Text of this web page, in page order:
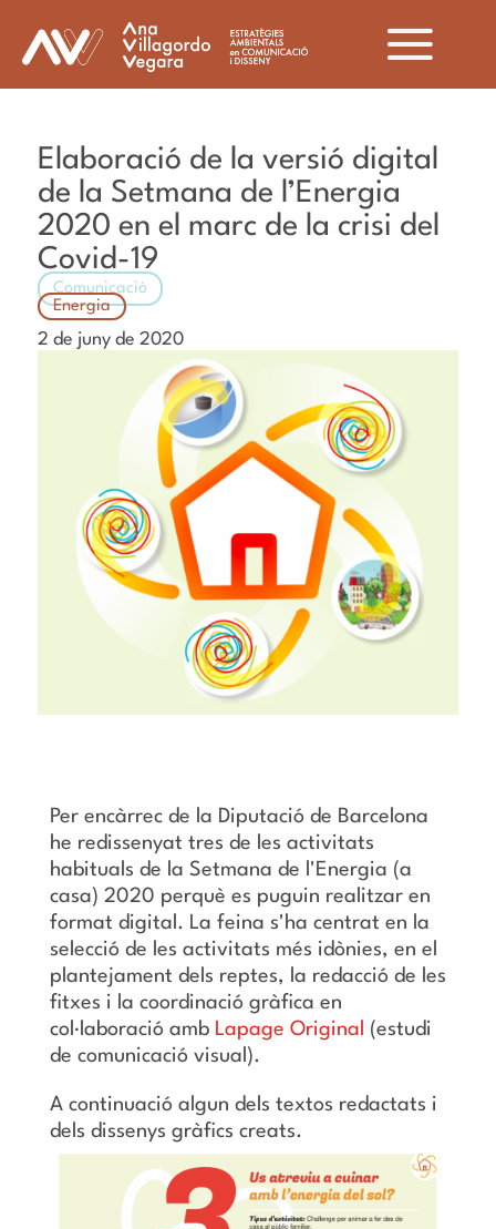
Elaboració de la versió digital
de la Setmana de l’Energia
2020 en el marc de la crisi del
Covid-19
Comunicació
Energia
2 de juny de 2020
Per encàrrec de la Diputació de Barcelona
he redissenyat tres de les activitats
habituals de la Setmana de l'Energia (a
casa) 2020 perquè es puguin realitzar en
format digital. La feina s'ha centrat en la
selecció de les activitats més idònies, en el
plantejament dels reptes, la redacció de les
fitxes i la coordinació gràfica en
col·laboració amb Lapage Original
(estudi
de comunicació visual).
A continuació algun dels textos redactats i
dels dissenys gràfics creats.